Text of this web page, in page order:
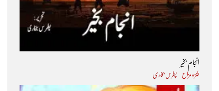
انجام بخیر
طنز و مزاح پطرس بخاری